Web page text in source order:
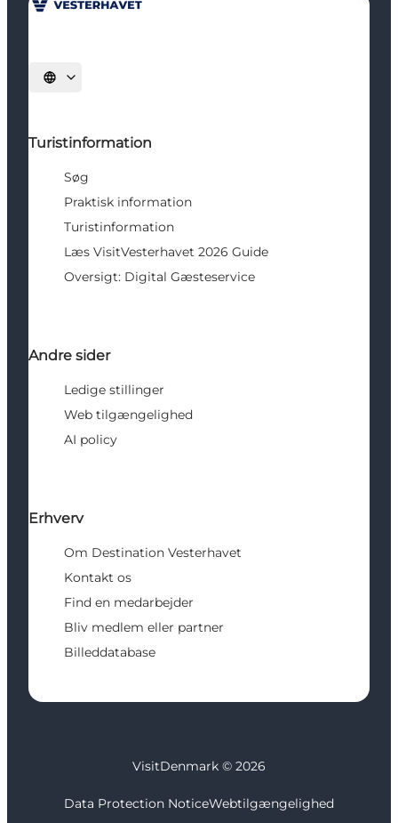
Vælg sprog
Turistinformation
Søg
Praktisk information
Turistinformation
Læs VisitVesterhavet 2026 Guide
Oversigt: Digital Gæsteservice
Andre sider
Ledige stillinger
Web tilgængelighed
AI policy
Erhverv
Om Destination Vesterhavet
Kontakt os
Find en medarbejder
Bliv medlem eller partner
Billeddatabase
VisitDenmark © 2026
Data Protection NoticeWebtilgængelighed